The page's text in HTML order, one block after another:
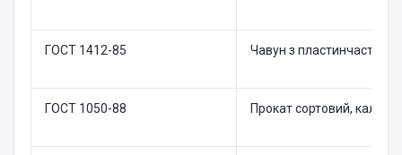
ГОСТ 1412-85 Чавун з пластинчастим
ГОСТ 1050-88 Прокат сортовий,